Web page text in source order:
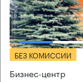
БЕЗ КОМИССИИ
Бизнес-центр